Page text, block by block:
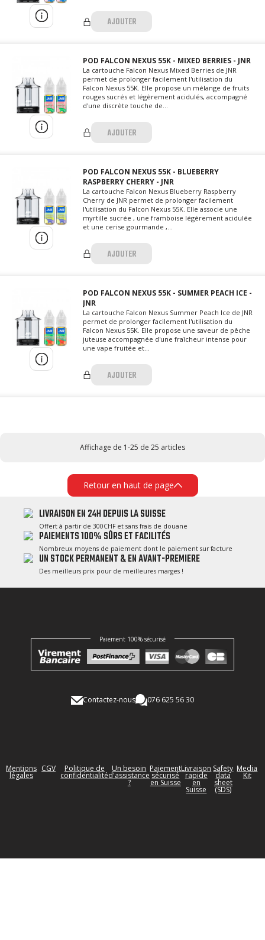
AJOUTER
POD FALCON NEXUS 55K - MIXED BERRIES - JNR
La cartouche Falcon Nexus Mixed Berries de JNR
permet de prolonger facilement l'utilisation du
Falcon Nexus 55K. Elle propose un mélange de fruits
rouges sucrés et légèrement acidulés, accompagné
d'une discrète touche de...
AJOUTER
POD FALCON NEXUS 55K - BLUEBERRY
RASPBERRY CHERRY - JNR
La cartouche Falcon Nexus Blueberry Raspberry
Cherry de JNR permet de prolonger facilement
l'utilisation du Falcon Nexus 55K. Elle associe une
myrtille sucrée , une framboise légèrement acidulée
et une cerise gourmande ,...
AJOUTER
POD FALCON NEXUS 55K - SUMMER PEACH ICE -
JNR
La cartouche Falcon Nexus Summer Peach Ice de JNR
permet de prolonger facilement l'utilisation du
Falcon Nexus 55K. Elle propose une saveur de pêche
juteuse accompagnée d'une fraîcheur intense pour
une vape fruitée et...
AJOUTER
Affichage de 1-25 de 25 articles
Retour en haut de page
LIVRAISON EN 24H DEPUIS LA SUISSE
Offert à partir de 300CHF et sans frais de douane
PAIEMENTS 100% SÛRS ET FACILITÉS
Nombreux moyens de paiement dont le paiement sur facture
UN STOCK PERMANENT & EN AVANT-PREMIERE
Des meilleurs prix pour de meilleures marges !
Paiement 100% sécurisé
Contactez-nous 076 625 56 30
Mentions
légales
CGV Politique de
confidentialité
Un besoin
d'assistance
?
Paiement
sécurisé
en Suisse
Livraison
rapide
en
Suisse
Safety
data
sheet
(SDS)
Media
Kit